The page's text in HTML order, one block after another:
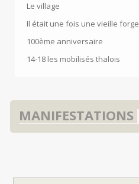
Le village
Il était une fois une vieille forge
100ème anniversaire
14-18 les mobilisés thalois
MANIFESTATIONS